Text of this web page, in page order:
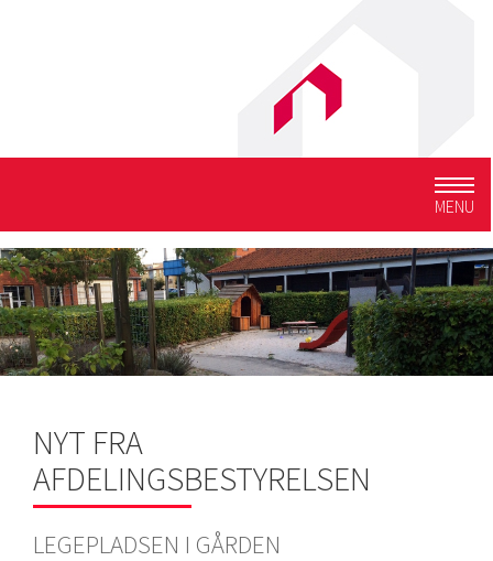
MENU
NYT FRA
AFDELINGSBESTYRELSEN
LEGEPLADSEN I GÅRDEN